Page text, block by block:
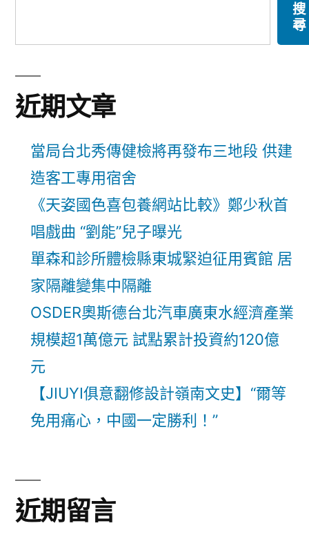
搜
尋
近期文章
當局台北秀傳健檢將再發布三地段 供建
造客工專用宿舍
《天姿國色喜包養網站比較》鄭少秋首
唱戲曲 “劉能”兒子曝光
單森和診所體檢縣東城緊迫征用賓館 居
家隔離變集中隔離
OSDER奧斯德台北汽車廣東水經濟產業
規模超1萬億元 試點累計投資約120億
元
【JIUYI俱意翻修設計嶺南文史】“爾等
免用痛心，中國一定勝利！”
近期留言